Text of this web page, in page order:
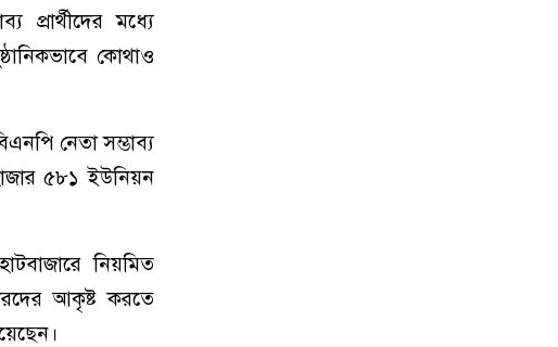
মধ্যে
কোথাও
নেতা সম্ভাব্য
৫৮১ ইউনিয়ন
নিয়মিত
আকৃষ্ট করতে